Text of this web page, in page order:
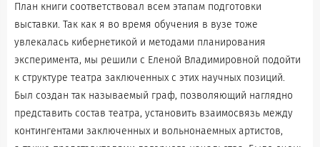
План книги соответствовал всем этапам подготовки
выставки. Так как я во время обучения в вузе тоже
увлекалась кибернетикой и методами планирования
эксперимента, мы решили с Еленой Владимировной подойти
к структуре театра заключенных с этих научных позиций.
Был создан так называемый граф, позволяющий наглядно
представить состав театра, установить взаимосвязь между
контингентами заключенных и вольнонаемных артистов,